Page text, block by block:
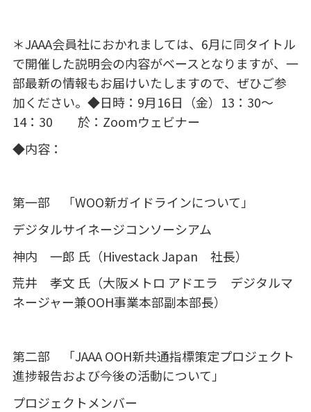
＊JAAA会員社におかれましては、6月に同タイトル
で開催した説明会の内容がベースとなりますが、一
部最新の情報もお届けいたしますので、ぜひご参
加ください。◆日時： 9月16日（金） 13 ： 30～
14： 30 於： Zoomウェビナー
◆内容：
第一部 「WOO新ガイドラインについて」
デジタルサイネージコンソーシアム
神内 一郎 氏（Hivestack Japan 社長）
荒井 孝文 氏（大阪メトロ アドエラ デジタルマ
ネージャー兼OOH事業本部副本部長）
第二部 「JAAA OOH新共通指標策定プロジェクト
進捗報告および今後の活動について」
プロジェクトメンバー